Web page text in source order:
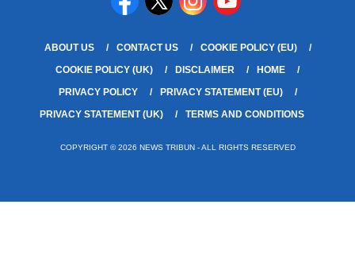
ABOUT US CONTACT US
COOKIE POLICY (EU)
COOKIE POLICY (UK)
DISCLAIMER
HOME
PRIVACY POLICY
PRIVACY STATEMENT (EU)
PRIVACY STATEMENT (UK)
TERMS AND CONDITIONS
COPYRIGHT © 2026 NEWS TRIBUN - ALL RIGHTS RESERVED